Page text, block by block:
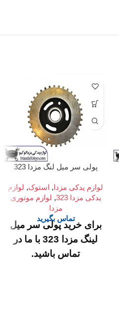
پولی سر میل لنگ مزدا 323
لوازم یدکی مزدا, استوک, لوازم
یدکی مزدا 323
, لوازم موتوری
مزدا
تماس بگیرید
برای خرید پولی سر میل
لینگ مزدا 323 با ما در
تماس باشید.